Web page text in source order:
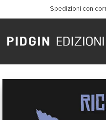
Spedizioni con